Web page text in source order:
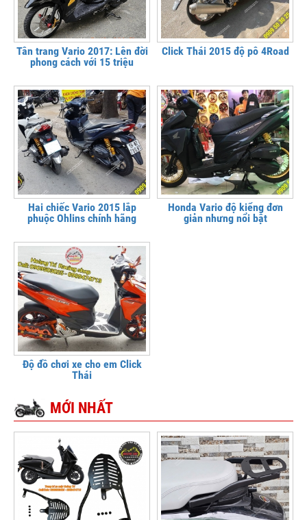
Tân trang Vario 2017: Lên đời
phong cách với 15 triệu
Click Thái 2015 độ pô 4Road
Hai chiếc Vario 2015 lắp
phuộc Ohlins chính hãng
Honda Vario độ kiểng đơn
giản nhưng nổi bật
Độ đồ chơi xe cho em Click
Thái
MỚI NHẤT